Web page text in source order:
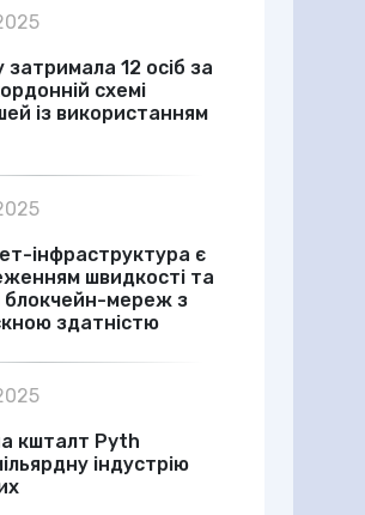
затримала 12 осіб за
схемі
із використанням
інфраструктура є
швидкості та
блокчейн-мереж з
здатністю
кшталт Pyth
індустрію